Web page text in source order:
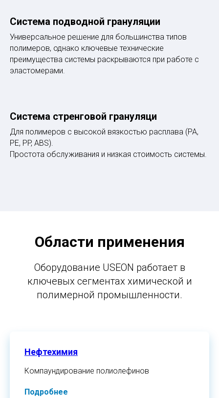
Система подводной грануляции
Универсальное решение для большинства типов
полимеров, однако ключевые технические
преимущества системы раскрываются при работе с
эластомерами.
Система стренговой грануляци
Для полимеров с высокой вязкостью расплава (PA,
PE, PP, ABS).
Простота обслуживания и низкая стоимость системы.
Области применения
Оборудование USEON работает в
ключевых сегментах химической и
полимерной промышленности.
Нефтехимия
Компаундирование полиолефинов
Подробнее